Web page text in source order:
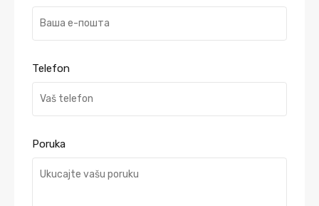
Telefon
Poruka